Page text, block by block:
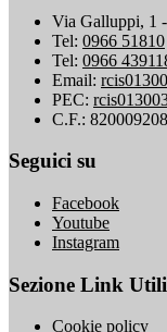
Via Galluppi, 1
Tel: 0966 51810
Tel: 0966
Email:
PEC:
C.F.:
Seguici su
Facebook
Youtube
Instagram
Sezione Link Utili
Cookie policy